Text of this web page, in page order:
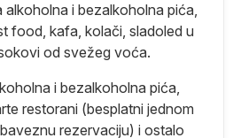
alkoholna i bezalkoholna pića,
food, kafa, kolači, sladoled u
od svežeg voća.
i bezalkoholna pića,
restorani (besplatni jednom
rezervaciju) i ostalo